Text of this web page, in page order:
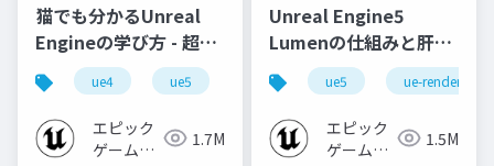
猫でも分かるUnreal
Engineの学び方 - 超初
心者向け編 - 2023 v1.0
ue4 ue5 ue-beginner
エピック
ゲームズ
1.7M
Unreal Engine5
Lumenの仕組みと肝心
なところ
ue5 ue-rendering
エピック
ゲームズ
1.5M